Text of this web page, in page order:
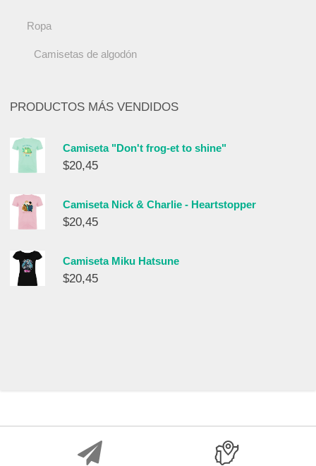
Ropa
Camisetas de algodón
PRODUCTOS MÁS VENDIDOS
Camiseta "Don't frog-et to shine"
$20,45
Camiseta Nick & Charlie - Heartstopper
$20,45
Camiseta Miku Hatsune
$20,45